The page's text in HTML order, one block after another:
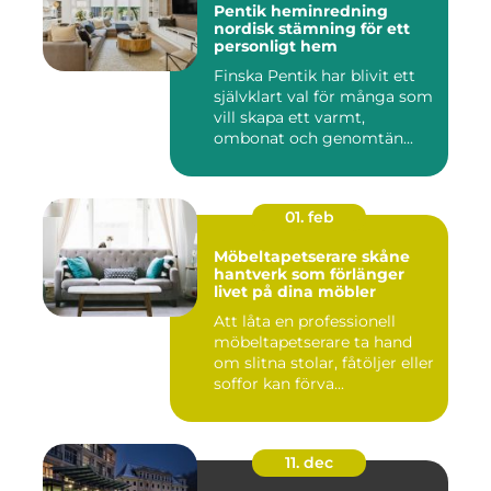
Pentik heminredning
nordisk stämning för ett
personligt hem
Finska Pentik har blivit ett
självklart val för många som
vill skapa ett varmt,
ombonat och genomtän...
01. feb
Möbeltapetserare skåne
hantverk som förlänger
livet på dina möbler
Att låta en professionell
möbeltapetserare ta hand
om slitna stolar, fåtöljer eller
soffor kan förva...
11. dec